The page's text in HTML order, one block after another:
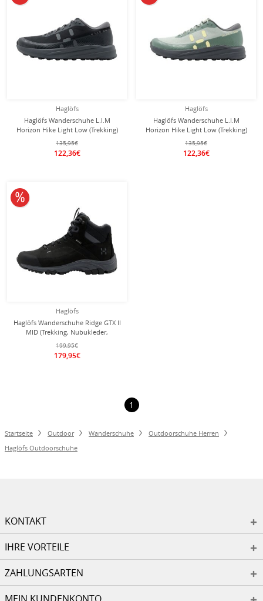
Haglöfs
Haglöfs Wanderschuhe L.I.M
Horizon Hike Light Low (Trekking)
schwarz Herren
135,95€
122,36€
Haglöfs
Haglöfs Wanderschuhe L.I.M
Horizon Hike Light Low (Trekking)
grün Herren
135,95€
122,36€
Haglöfs
Haglöfs Wanderschuhe Ridge GTX II
MID (Trekking, Nubukleder,
wasserdicht) schwarz Herren
199,95€
179,95€
10% reduziert
1
Startseite Outdoor Wanderschuhe
Outdoorschuhe Herren
Haglöfs Outdoorschuhe
KONTAKT
IHRE VORTEILE
ZAHLUNGSARTEN